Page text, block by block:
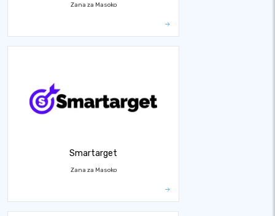
Zana za Masoko
Smartarget
Zana za Masoko